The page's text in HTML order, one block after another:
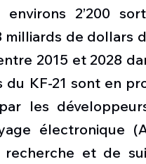
2’200
milliards de dollars
2015 et 2028
du KF-21 sont en
les
électronique
et de